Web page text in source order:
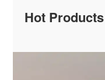
Hot Products